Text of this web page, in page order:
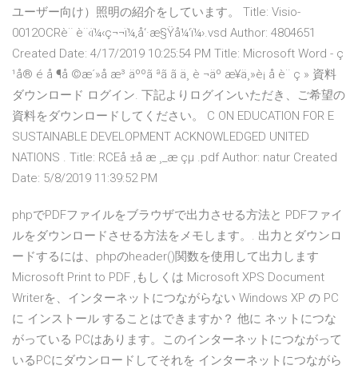
ユーザー向け）照明の紹介をしています。 Title: Visio-
0012OCRè¨ è¨‹ï¼‹ç¬¬ï¼‚å‘·æ§Ÿå¼‘ï¼›.vsd Author: 4804651
Created Date: 4/17/2019 10:25:54 PM Title: Microsoft Word - ç
¹å® é å ¶å ©æ´»å æ³ äººã ªã ã ä¸ è ¬äº æ¥­ä¸»è¡ å è¨ ç » 資料
ダウンロード ログイン. 下記よりログインいただき、ご希望の
資料をダウンロードしてください。 C ON EDUCATION FOR E
SUSTAINABLE DEVELOPMENT ACKNOWLEDGED UNITED
NATIONS . Title: RCEå ±å æ ¸_æ çµ .pdf Author: natur Created
Date: 5/8/2019 11:39:52 PM
phpでPDFファイルをブラウザで出力させる方法と PDFファイ
ルをダウンロードさせる方法をメモします。. 出力とダウンロ
ードするには、phpのheader()関数を使用して出力します
Microsoft Print to PDF ,もしくは Microsoft XPS Document
Writerを、インターネットにつながらない Windows XP の PC
に インストール することはできますか？ 他に ネットにつな
がっている PCはあります。このインターネットにつながって
いるPCにダウンロードしてそれを インターネットにつながら